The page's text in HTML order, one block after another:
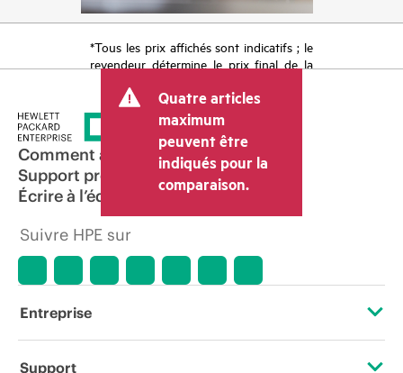
*Tous les prix affichés sont indicatifs ; le
revendeur détermine le prix final de la
tels que la TVA ou les taxes sur la vente
et les frais d’expédition. Le prix de la
transaction déterminé par le revendeur
peut varier par rapport à d’autres
revendeurs et au prix indicatif affiché.
Les prix indicatifs peuvent inclure des
offres promotionnelles limitées dans le
temps. HPE se réserve le droit d’ajuster
les prix à tout moment pour diverses
l’arrêt d’un produit, la disponibilité
période de promotion et des erreurs
dans les publicités.
Quatre articles
maximum
peuvent être
indiqués pour la
comparaison.
Comment acheter
Support produit
Écrire à l’équipe commerciale
Suivre HPE sur
Entreprise
À propos de HPE
Support